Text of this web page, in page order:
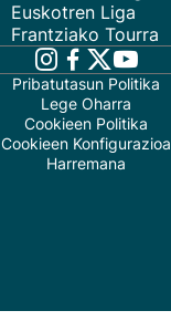
Euskotren Liga
Frantziako Tourra
Pribatutasun Politika
Lege Oharra
Cookieen Politika
Cookieen Konfigurazioa
Harremana